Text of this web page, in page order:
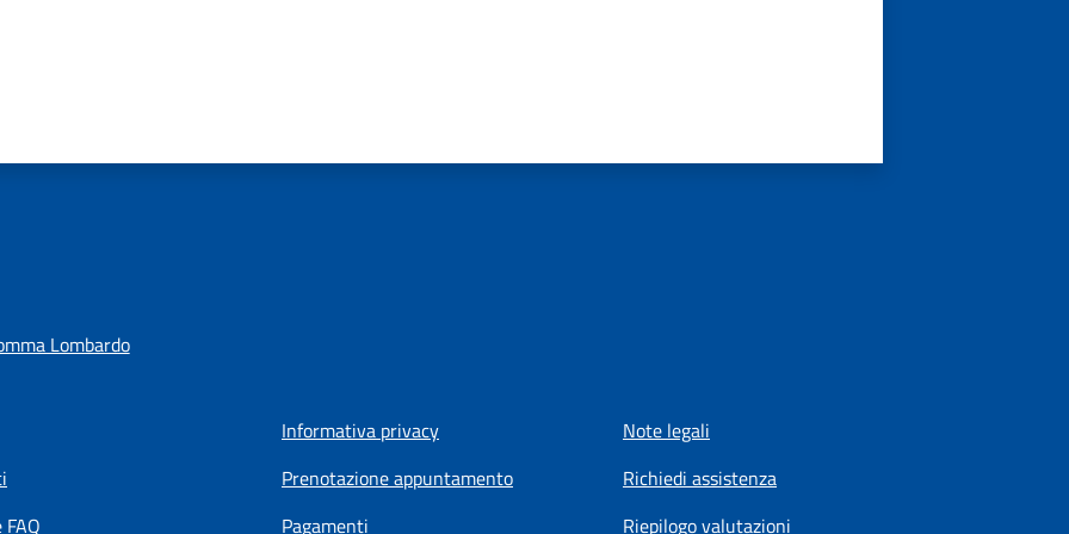
Lombardo
Informativa privacy
Note legali
Prenotazione appuntamento
Richiedi assistenza
Pagamenti Riepilogo valutazioni